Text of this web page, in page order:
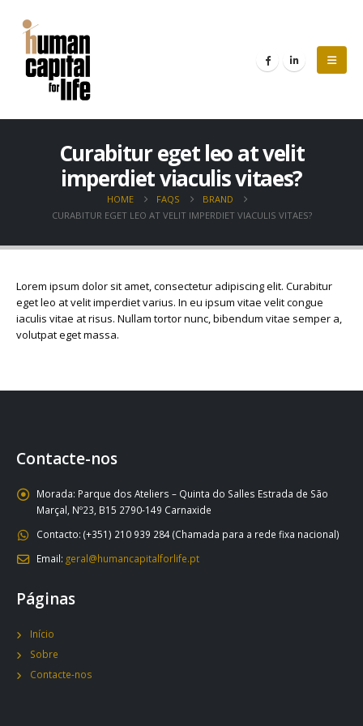
Curabitur eget leo at velit
imperdiet viaculis vitaes?
HOME FAQS
BRAND
CURABITUR EGET LEO AT VELIT IMPERDIET VIACULIS VITAES?
Lorem ipsum dolor sit amet, consectetur adipiscing elit. Curabitur
eget leo at velit imperdiet varius. In eu ipsum vitae velit congue
iaculis vitae at risus. Nullam tortor nunc, bibendum vitae semper a,
volutpat eget massa.
Contacte-nos
Morada: Parque dos Ateliers – Quinta do Salles Estrada de São
Marçal, Nº23, B15 2790-149 Carnaxide
Contacto: (+351) 210 939 284 (Chamada para a rede fixa nacional)
Email: geral@humancapitalforlife.pt
Páginas
Início
Sobre
Contacte-nos